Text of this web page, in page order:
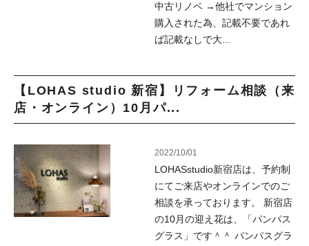
中古リノベ →他社でマンション
購入された為、記載不要であれ
ば記載なしで大...
【LOHAS studio 新宿】リフォーム相談（来
店・オンライン）10月パ...
2022/10/01
LOHASstudio新宿店は、予約制
にてご来店やオンラインでのご
相談を承っております。 新宿店
の10月の迎え花は、「パンパス
グラス」です＾＾ パンパスグラ